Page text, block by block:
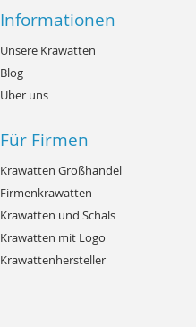
Informationen
Unsere Krawatten
Blog
Über uns
Für Firmen
Krawatten Großhandel
Firmenkrawatten
Krawatten und Schals
Krawatten mit Logo
Krawattenhersteller